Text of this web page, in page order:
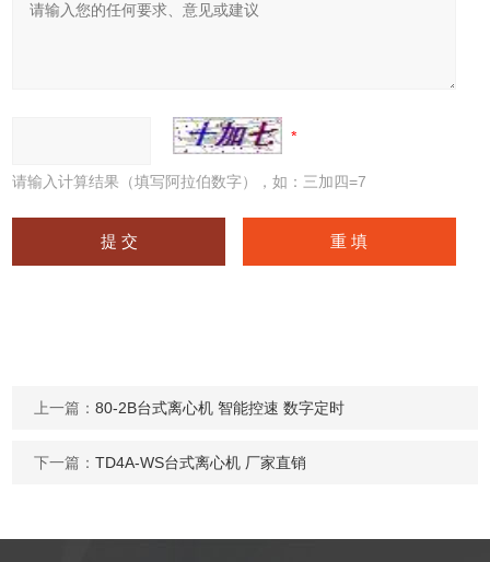
请输入计算结果（填写阿拉伯数字），如：三加四=7
上一篇：80-2B台式离心机 智能控速 数字定时
下一篇：TD4A-WS台式离心机 厂家直销